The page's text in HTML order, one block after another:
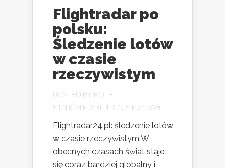
Flightradar po
polsku:
Śledzenie lotów
w czasie
rzeczywistym
POSTED BY HOTEL-
STAROMIEJSKI.PL
ON SIE 21, 2021
Flightradar24.pl: śledzenie lotów
w czasie rzeczywistym W
obecnych czasach świat staje
się coraz bardziej globalny i